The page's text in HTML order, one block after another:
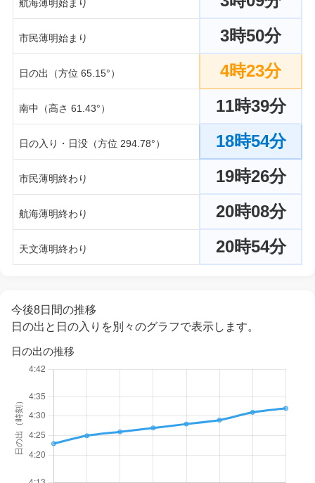
航海薄明始まり
市民薄明始まり 3時50分
日の出（方位 65.15°） 4時23分
南中（高さ 61.43°） 11時39分
日の入り・日没（方位 294.78°） 18時54分
市民薄明終わり 19時26分
航海薄明終わり 20時08分
天文薄明終わり 20時54分
今後8日間の推移
日の出と日の入りを別々のグラフで表示します。
日の出の推移